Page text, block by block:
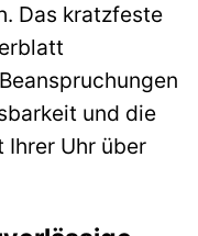
Das kratzfeste
und die
Uhr über